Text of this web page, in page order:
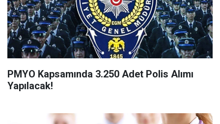
PMYO Kapsamında 3.250 Adet Polis Alımı
Yapılacak!